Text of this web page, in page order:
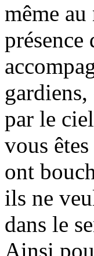
même
présence
par le
vous
ont
ils ne
dans le
Ainsi